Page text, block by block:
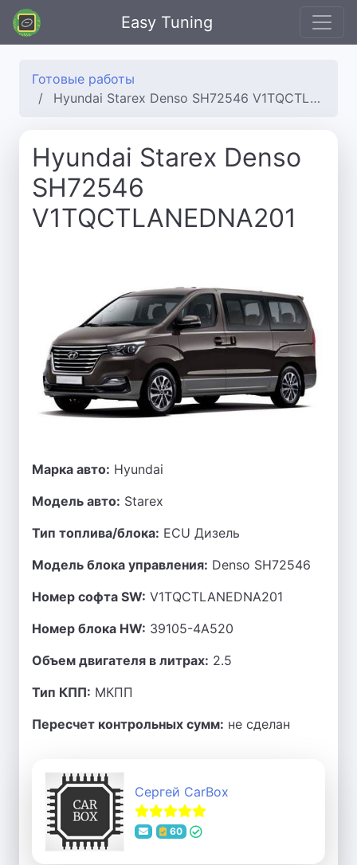
Easy Tuning
Готовые работы
Hyundai Starex Denso SH72546 V1TQCTLANEDNA201
Hyundai Starex Denso
SH72546
V1TQCTLANEDNA201
Марка авто: Hyundai
Модель авто: Starex
Тип топлива/блока: ECU Дизель
Модель блока управления: Denso SH72546
Номер софта SW: V1TQCTLANEDNA201
Номер блока HW: 39105-4A520
Объем двигателя в литрах: 2.5
Тип КПП: МКПП
Пересчет контрольных сумм: не сделан
Сергей CarBox
60